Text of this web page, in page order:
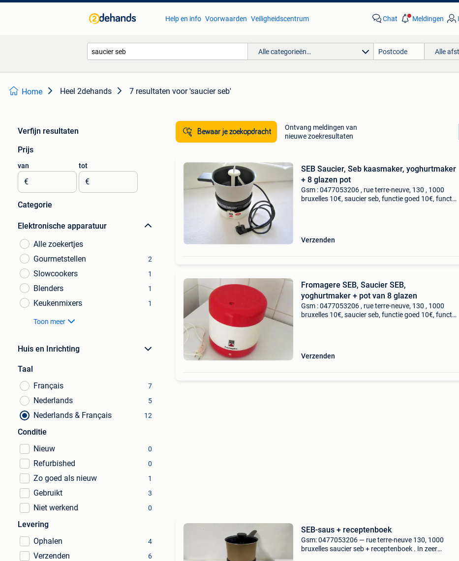
Help en info Voorwaarden Veiligheidscentrum Chat Meldingen
Alle categorieën… Alle
Home Heel 2dehands 7 resultaten voor 'saucier seb'
Verfijn resultaten
Prijs
van
€
tot
€
Categorie
Elektronische apparatuur
Alle zoekertjes
Gourmetstellen
2
Slowcookers 1
Blenders 1
Keukenmixers 1
Toon meer
Huis en Inrichting
Taal
Français
7
Nederlands 5
Nederlands & Français 12
Conditie
Nieuw
0
Refurbished 0
Zo goed als nieuw 1
Gebruikt 3
Niet werkend 0
Levering
Ophalen
4
Verzenden 6
Bewaar je zoekopdracht
Ontvang meldingen van
nieuwe zoekresultaten
SEB Saucier, Seb kaasmaker, yoghurtmaker
+ 8 glazen pot
Gsm : 0477053206 , rue terre-neuve, 130 , 1000
bruxelles 10€, saucier seb, functie goed 10€, functie
Verzenden
Fromagere SEB, Saucier SEB,
yoghurtmaker + pot van 8 glazen
Gsm : 0477053206 , rue terre-neuve, 130 , 1000
bruxelles 10€, saucier seb, functie goed 10€, functie
Verzenden
SEB-saus + receptenboek
Gsm: 0477053206 — rue terre-neuve 130, 1000
bruxelles saucier seb + receptenboek . In zeer